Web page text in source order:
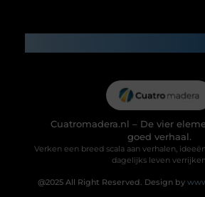
Cuatromadera.nl – De vier
goed verhaal.
Verken een breed scala aan verhalen,
dagelijks leven
@2025 All Right Reserved. Design by